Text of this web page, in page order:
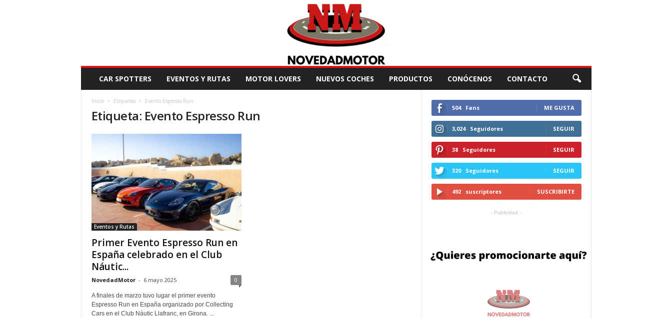
V
CAR SPOTTERS EVENTOS Y RUTAS MOTOR LOVERS NUEVOS COCHES PRODUCTOS CONÓCENOS CONTACTO
Inicio Etiquetas Evento Espresso Run
Etiqueta: Evento Espresso Run
Eventos y Rutas
Primer Evento Espresso Run en
España celebrado en el Club
Náutic...
NovedadMotor - 6 mayo 2025 0
A finales de marzo tuvo lugar el primer evento
Espresso Run en España organizado por Collecting
Cars en el Club Náutic Llafranc, en Girona. ...
504 Fans ME GUSTA
3,024 Seguidores SEGUIR
38 Seguidores SEGUIR
320 Seguidores SEGUIR
492 suscriptores SUSCRIBIRTE
- Publicidad -